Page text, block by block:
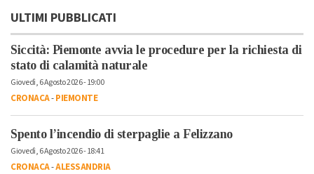
ULTIMI PUBBLICATI
Siccità: Piemonte avvia le procedure per la richiesta di
stato di calamità naturale
Giovedì, 6 Agosto 2026 - 19:00
CRONACA-PIEMONTE
Spento l’incendio di sterpaglie a Felizzano
Giovedì, 6 Agosto 2026 - 18:41
CRONACA-ALESSANDRIA